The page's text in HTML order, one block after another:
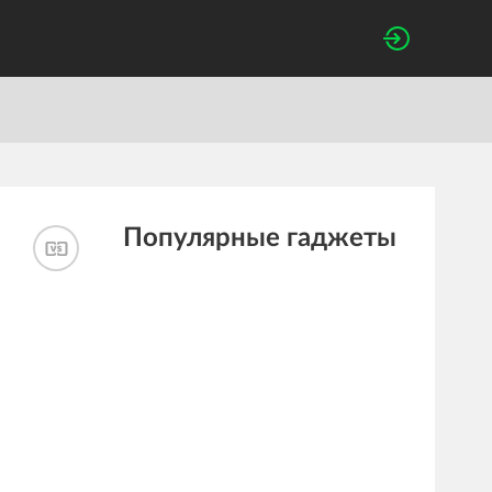
Популярные гаджеты